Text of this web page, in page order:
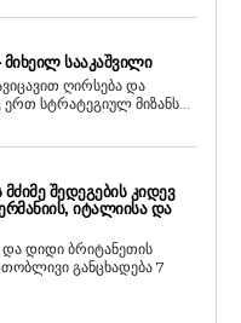
ᲡᲐᲐᲙᲐᲨᲕᲘᲚᲘ
ღირსება და
სტრატეგიულ მიზანს...
ᲨᲔᲓᲔᲒᲔᲑᲘᲡ ᲙᲘᲓᲔᲕ
ᲘᲢᲐᲚᲘᲘᲡᲐ ᲓᲐ
და დიდი ბრიტანეთის
განცხადება 7